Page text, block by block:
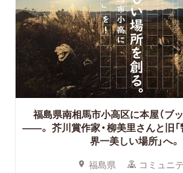
福島県南相馬市小高区に本屋（ブ
――。 芥川賞作家・柳美里さんと旧「
界一美しい場所」へ。
福島県 コミュニ